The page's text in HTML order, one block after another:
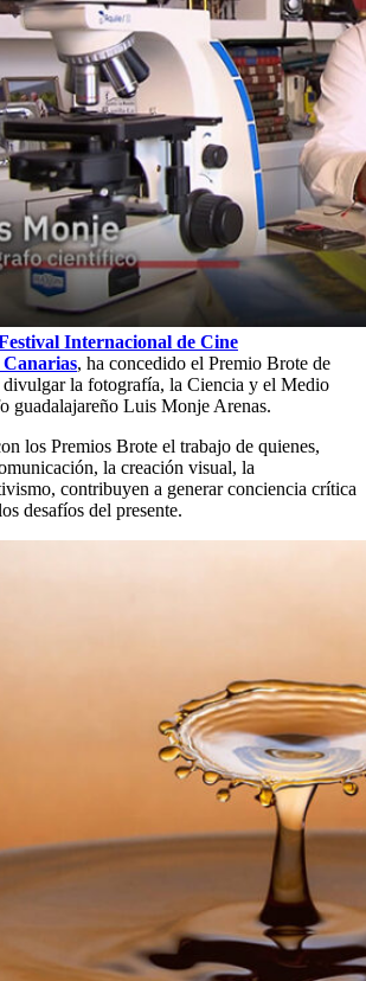
Internacional de Cine
, ha concedido el Premio Brote de
la fotografía, la Ciencia y el Medio
guadalajareño Luis Monje Arenas.
los Premios Brote el trabajo de quienes,
la creación visual, la
contribuyen a generar conciencia crítica
desafíos del presente.